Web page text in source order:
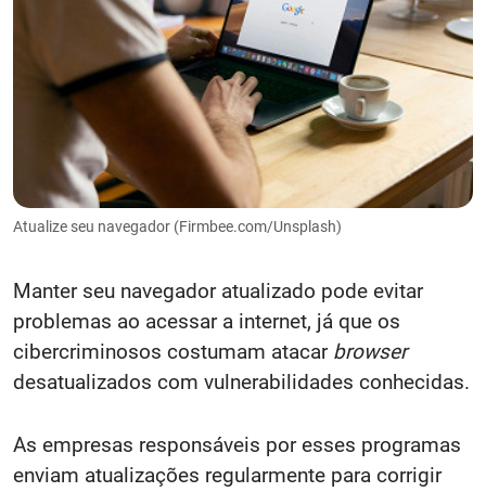
Atualize seu navegador (Firmbee.com/Unsplash)
Manter seu navegador atualizado pode evitar
problemas ao acessar a internet, já que os
cibercriminosos costumam atacar browser
desatualizados com vulnerabilidades conhecidas.
As empresas responsáveis por esses programas
enviam atualizações regularmente para corrigir